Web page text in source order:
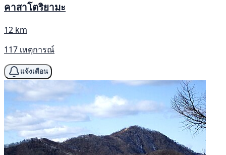
คาสาโตริยามะ
12 km
117 เหตุการณ์
แจ้งเตือน